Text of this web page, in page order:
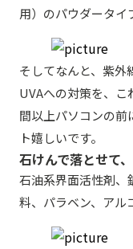
用）のパウダータイ
そしてなんと、紫外
UVAへの対策を、こ
間以上パソコンの前
ト嬉しいです。
石けんで落とせて
石油系界面活性剤、
料、パラベン、ア